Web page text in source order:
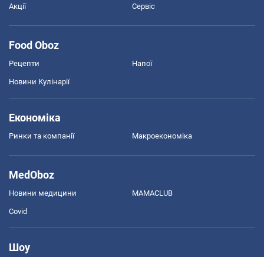
Акції Сервіс
Food Oboz
Рецепти Напої
Новини Кулінарії
Економіка
Ринки та компанії Макроекономіка
MedOboz
Новини медицини MAMACLUB
Covid
Шоу